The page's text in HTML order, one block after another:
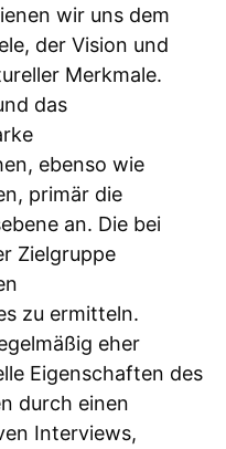
wir uns dem
der Vision und
Merkmale.
das
ebenso wie
primär die
an. Die bei
Zielgruppe
zu ermitteln.
eher
Eigenschaften des
durch einen
Interviews,